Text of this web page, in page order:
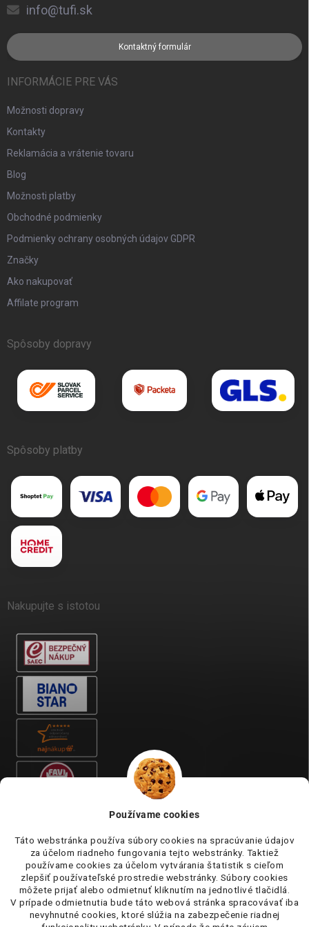
Používame cookies
Táto webstránka používa súbory cookies na spracúvanie údajov
za účelom riadneho fungovania tejto webstránky. Taktiež
používame cookies za účelom vytvárania štatistik s cieľom
zlepšiť používateľské prostredie webstránky. Súbory cookies
môžete prijať alebo odmietnuť kliknutím na jednotlivé tlačidlá.
V prípade odmietnutia bude táto webová stránka spracovávať iba
nevyhnutné cookies, ktoré slúžia na zabezpečenie riadnej
info@tufi.sk
Kontaktný formulár
INFORMÁCIE PRE VÁS
Možnosti dopravy
Kontakty
Reklamácia a vrátenie tovaru
Blog
Možnosti platby
Obchodné podmienky
Podmienky ochrany osobných údajov GDPR
Značky
Ako nakupovať
Affilate program
Spôsoby dopravy
Spôsoby platby
Nakupujte s istotou